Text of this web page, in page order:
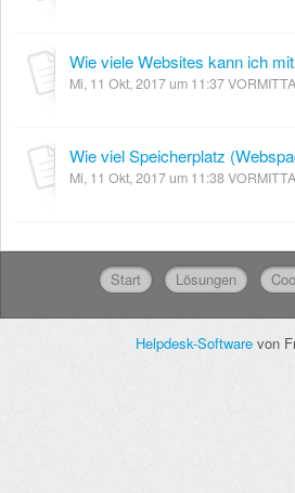
Mi, 11 Okt, 2017 um 11:37
Wie viel Speicherplatz
Mi, 11 Okt, 2017 um 11:38
Start Lösungen
Helpdesk-Software von